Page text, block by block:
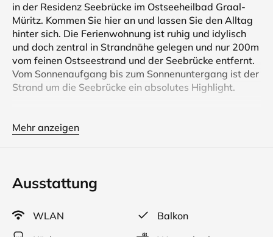
in der Residenz Seebrücke im Ostseeheilbad Graal-
Müritz. Kommen Sie hier an und lassen Sie den Alltag
hinter sich. Die Ferienwohnung ist ruhig und idylisch
und doch zentral in Strandnähe gelegen und nur 200m
vom feinen Ostseestrand und der Seebrücke entfernt.
Vom Sonnenaufgang bis zum Sonnenuntergang ist der
Strand um die Seebrücke ein absolutes Highlight.
Boutiquen sind in unmittelbarer Nähe der Seebrücke.
Die Ferienwohnung im Badeweg ist neu renoviert und
neu ausgestattet mit einem komfortablen
Wohnzimmer mit West-Balkon, Einbauküche mit
Esstisch, 2 Schlafzimmern, geräumiges Bad mit
Mehr anzeigen
Ausstattung
WLAN
Balkon